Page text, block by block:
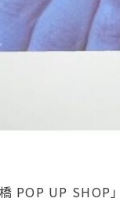
UP SHOP